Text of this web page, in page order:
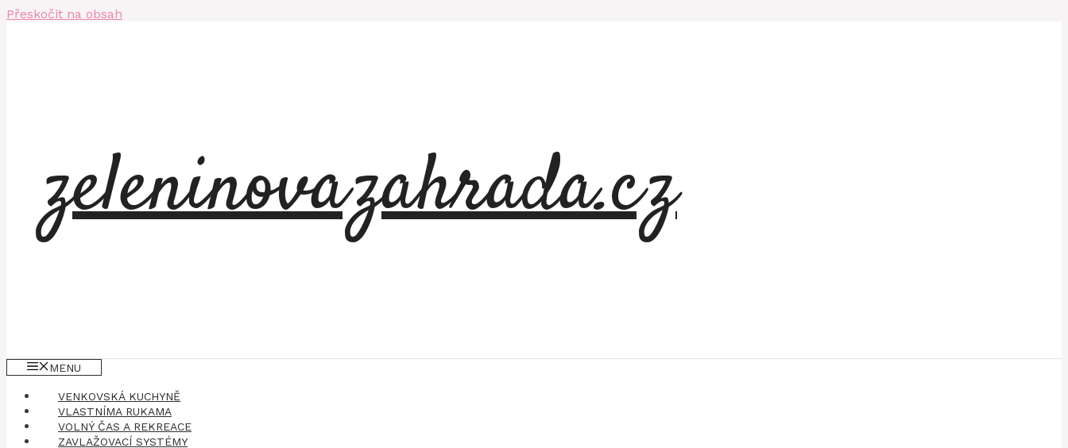
Přeskočit na obsah
zeleninovazahrada.cz
MENU
VENKOVSKÁ KUCHYNĚ
VLASTNÍMA RUKAMA
VOLNÝ ČAS A REKREACE
ZAVLAŽOVACÍ SYSTÉMY